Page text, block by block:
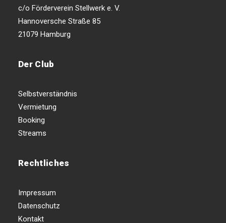
c/o Förderverein Stellwerk e. V.
Hannoversche Straße 85
21079 Hamburg
Der Club
Selbstverständnis
Vermietung
Booking
Streams
Rechtliches
Impressum
Datenschutz
Kontakt